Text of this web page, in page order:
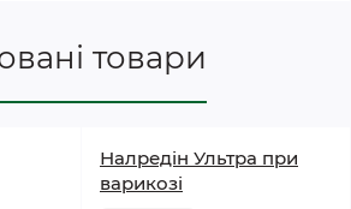
товари
Налредін Ультра при
варикозі